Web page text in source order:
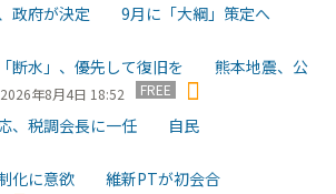
政府が決定 9月に「大綱」策定へ
断水」、優先して復旧を 熊本地震、公
2026年8月4日 18:52 FREE
応、税調会長に一任 自民
制化に意欲 維新PTが初会合